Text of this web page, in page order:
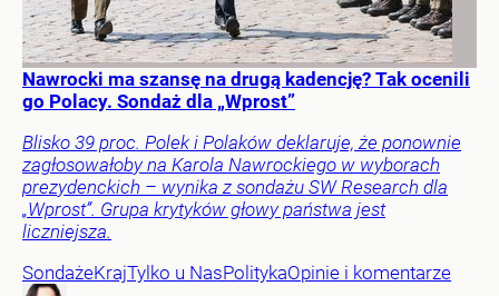
Nawrocki ma szansę na drugą kadencję? Tak ocenili
go Polacy. Sondaż dla „Wprost”
Blisko 39 proc. Polek i Polaków deklaruje, że ponownie
zagłosowałoby na Karola Nawrockiego w wyborach
prezydenckich – wynika z sondażu SW Research dla
„Wprost”. Grupa krytyków głowy państwa jest
liczniejsza.
SondażeKrajTylko u NasPolitykaOpinie i komentarze